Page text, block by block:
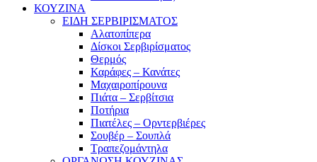
ΚΟΥΖΙΝΑ
ΕΙΔΗ ΣΕΡΒΙΡΙΣΜΑΤΟΣ
Αλατοπίπερα
Δίσκοι Σερβιρίσματος
Θερμός
Καράφες – Κανάτες
Μαχαιροπίρουνα
Πιάτα – Σερβίτσια
Ποτήρια
Πιατέλες – Ορντερβιέρες
Σουβέρ – Σουπλά
Τραπεζομάντηλα